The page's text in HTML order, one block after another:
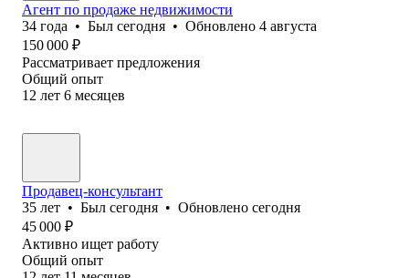
Агент по продаже недвижимости
34 года • Был сегодня • Обновлено 4 августа
150 000 ₽
Рассматривает предложения
Общий опыт
12 лет 6 месяцев
Продавец-консультант
35 лет • Был сегодня • Обновлено сегодня
45 000 ₽
Активно ищет работу
Общий опыт